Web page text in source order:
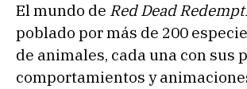
El mundo de Red Dead
poblado por más de 200
de animales, cada una con sus
comportamientos y